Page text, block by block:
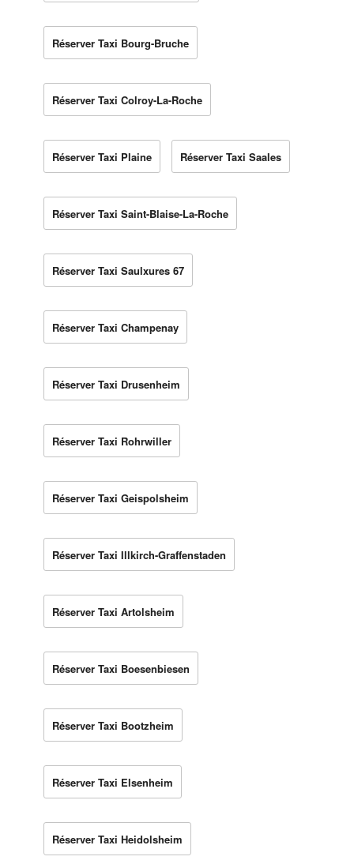
Réserver Taxi Bourg-Bruche
Réserver Taxi Colroy-La-Roche
Réserver Taxi Plaine Réserver Taxi Saales
Réserver Taxi Saint-Blaise-La-Roche
Réserver Taxi Saulxures 67
Réserver Taxi Champenay
Réserver Taxi Drusenheim
Réserver Taxi Rohrwiller
Réserver Taxi Geispolsheim
Réserver Taxi Illkirch-Graffenstaden
Réserver Taxi Artolsheim
Réserver Taxi Boesenbiesen
Réserver Taxi Bootzheim
Réserver Taxi Elsenheim
Réserver Taxi Heidolsheim